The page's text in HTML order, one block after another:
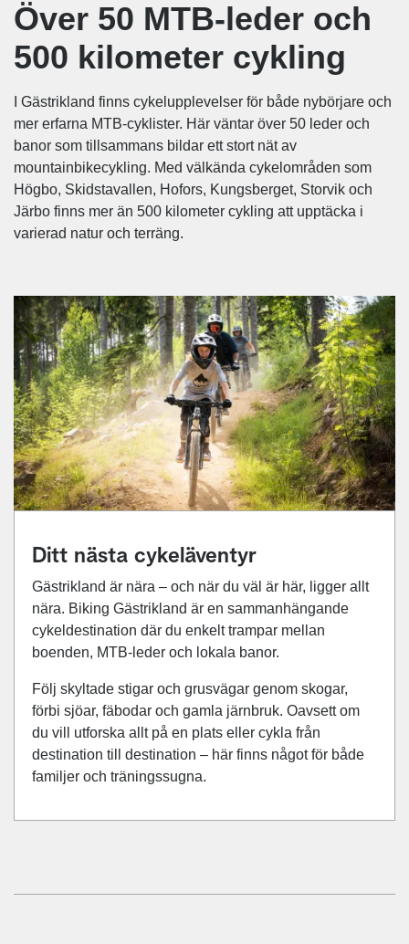
Över 50 MTB-leder och
500 kilometer cykling
I Gästrikland finns cykelupplevelser för både nybörjare och
mer erfarna MTB-cyklister. Här väntar över 50 leder och
banor som tillsammans bildar ett stort nät av
mountainbikecykling. Med välkända cykelområden som
Högbo, Skidstavallen, Hofors, Kungsberget, Storvik och
Järbo finns mer än 500 kilometer cykling att upptäcka i
varierad natur och terräng.
Ditt nästa cykeläventyr
Gästrikland är nära – och när du väl är här, ligger allt
nära. Biking Gästrikland är en sammanhängande
cykeldestination där du enkelt trampar mellan
boenden, MTB-leder och lokala banor.
Följ skyltade stigar och grusvägar genom skogar,
förbi sjöar, fäbodar och gamla järnbruk. Oavsett om
du vill utforska allt på en plats eller cykla från
destination till destination – här finns något för både
familjer och träningssugna.